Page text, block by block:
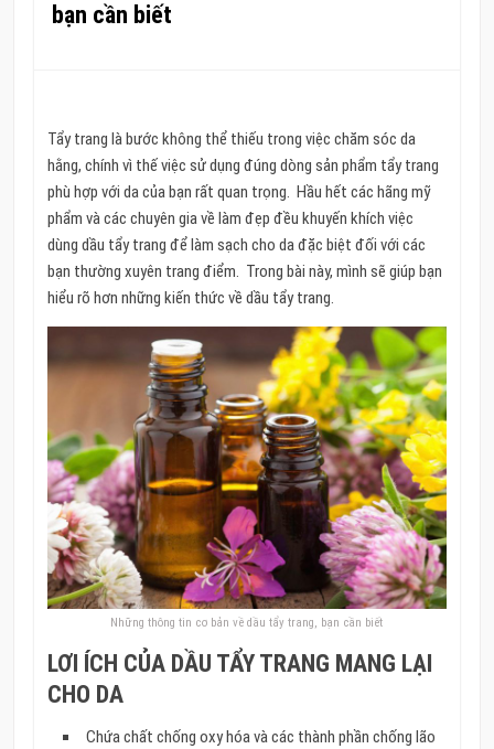
bạn cần biết
Tẩy trang là bước không thể thiếu trong việc chăm sóc da
hằng, chính vì thế việc sử dụng đúng dòng sản phẩm tẩy trang
phù hợp với da của bạn rất quan trọng. Hầu hết các hãng mỹ
phẩm và các chuyên gia về làm đẹp đều khuyến khích việc
dùng dầu tẩy trang để làm sạch cho da đặc biệt đối với các
bạn thường xuyên trang điểm. Trong bài này, mình sẽ giúp bạn
hiểu rõ hơn những kiến thức về dầu tẩy trang.
Những thông tin cơ bản về dầu tẩy trang, bạn cần biết
LƠI ÍCH CỦA DẦU TẨY TRANG MANG LẠI
CHO DA
Chứa chất chống oxy hóa và các thành phần chống lão